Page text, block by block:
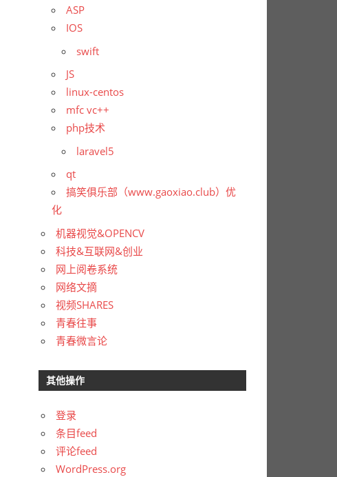
ASP
IOS
swift
JS
linux-centos
mfc vc++
php技术
laravel5
qt
搞笑俱乐部（www.gaoxiao.club）优
化
机器视觉&OPENCV
科技&互联网&创业
网上阅卷系统
网络文摘
视频SHARES
青春往事
青春微言论
其他操作
登录
条目feed
评论feed
WordPress.org